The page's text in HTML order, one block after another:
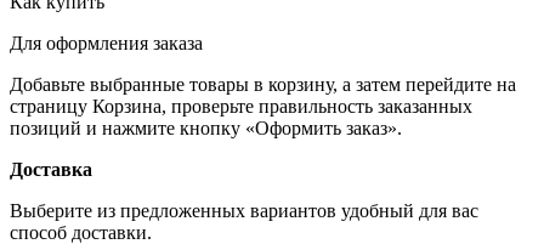
Для оформления заказа
Добавьте выбранные товары в корзину, а затем перейдите на
страницу Корзина, проверьте правильность заказанных
позиций и нажмите кнопку «Оформить заказ».
Доставка
Выберите из предложенных вариантов удобный для вас
способ доставки.